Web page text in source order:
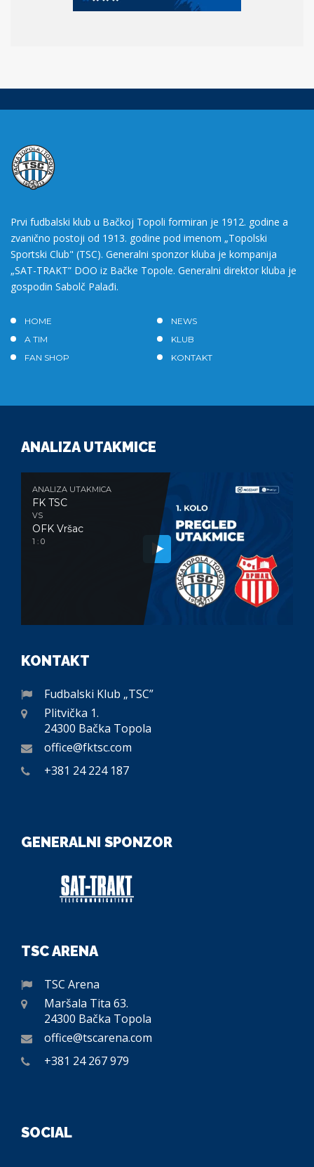
Prvi fudbalski klub u Bačkoj Topoli formiran je 1912. godine a
zvanično postoji od 1913. godine pod imenom „Topolski
Sportski Club" (TSC). Generalni sponzor kluba je kompanija
„SAT-TRAKT” DOO iz Bačke Topole. Generalni direktor kluba je
gospodin Sabolč Palađi.
HOME
NEWS
A TIM
KLUB
FAN SHOP
KONTAKT
ANALIZA UTAKMICE
ANALIZA UTAKMICA
FK TSC
VS
OFK Vršac
1 : 0
KONTAKT
Fudbalski Klub „TSC”
Plitvička 1.
24300 Bačka Topola
office@fktsc.com
+381 24 224 187
GENERALNI SPONZOR
TSC ARENA
TSC Arena
Maršala Tita 63.
24300 Bačka Topola
office@tscarena.com
+381 24 267 979
SOCIAL